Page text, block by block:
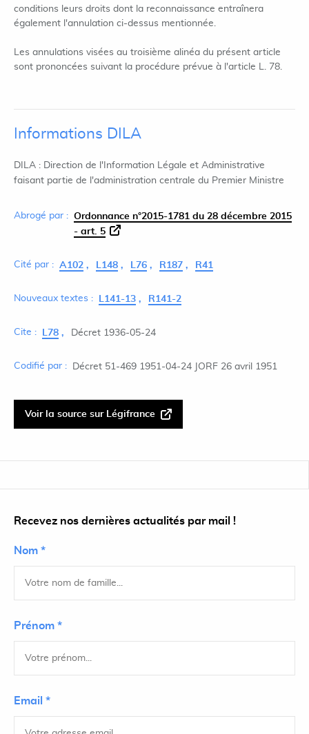
conditions leurs droits dont la reconnaissance entraînera
également l'annulation ci-dessus mentionnée.
Les annulations visées au troisième alinéa du présent article
sont prononcées suivant la procédure prévue à l'article L. 78.
Informations DILA
DILA : Direction de l'Information Légale et Administrative
faisant partie de l'administration centrale du Premier Ministre
Abrogé par : Ordonnance n°2015-1781 du 28 décembre 2015
- art. 5
Cité par : A102 L148 L76 R187 R41
Nouveaux textes : L141-13 R141-2
Cite : L78 Décret 1936-05-24
Codifié par : Décret 51-469 1951-04-24 JORF 26 avril 1951
Voir la source sur Légifrance
Recevez nos dernières actualités par mail !
Nom *
Prénom *
Email *